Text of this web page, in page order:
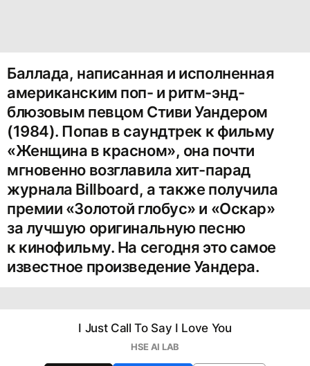
Баллада, написанная и исполненная
американским поп- и ритм-энд-
блюзовым певцом Стиви Уандером
(1984). Попав в саундтрек к фильму
«Женщина в красном», она почти
мгновенно возглавила хит-парад
журнала Billboard, а также получила
премии «Золотой глобус» и «Оскар»
за лучшую оригинальную песню
к кинофильму. На сегодня это самое
известное произведение Уандера.
I Just Call To Say I Love You
HSE AI LAB